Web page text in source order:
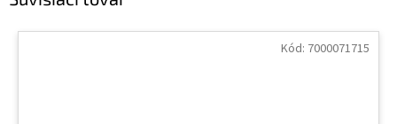
Kód: 7000071715